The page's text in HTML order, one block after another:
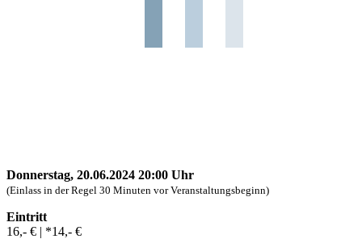
Donnerstag, 20.06.2024 20:00 Uhr
(Einlass in der Regel 30 Minuten vor Veranstaltungsbeginn)
Eintritt
16,- € | *14,- €